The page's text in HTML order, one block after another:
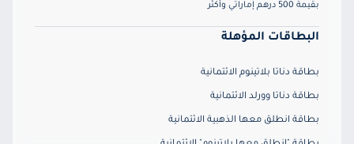
بقيمة 500 درهم إماراتي وأكثر
البطاقات المؤهلة
بطاقة دناتا بلاتينوم الائتمانية
بطاقة دناتا وورلد الائتمانية
بطاقة انطلق معها الذهبية الائتمانية